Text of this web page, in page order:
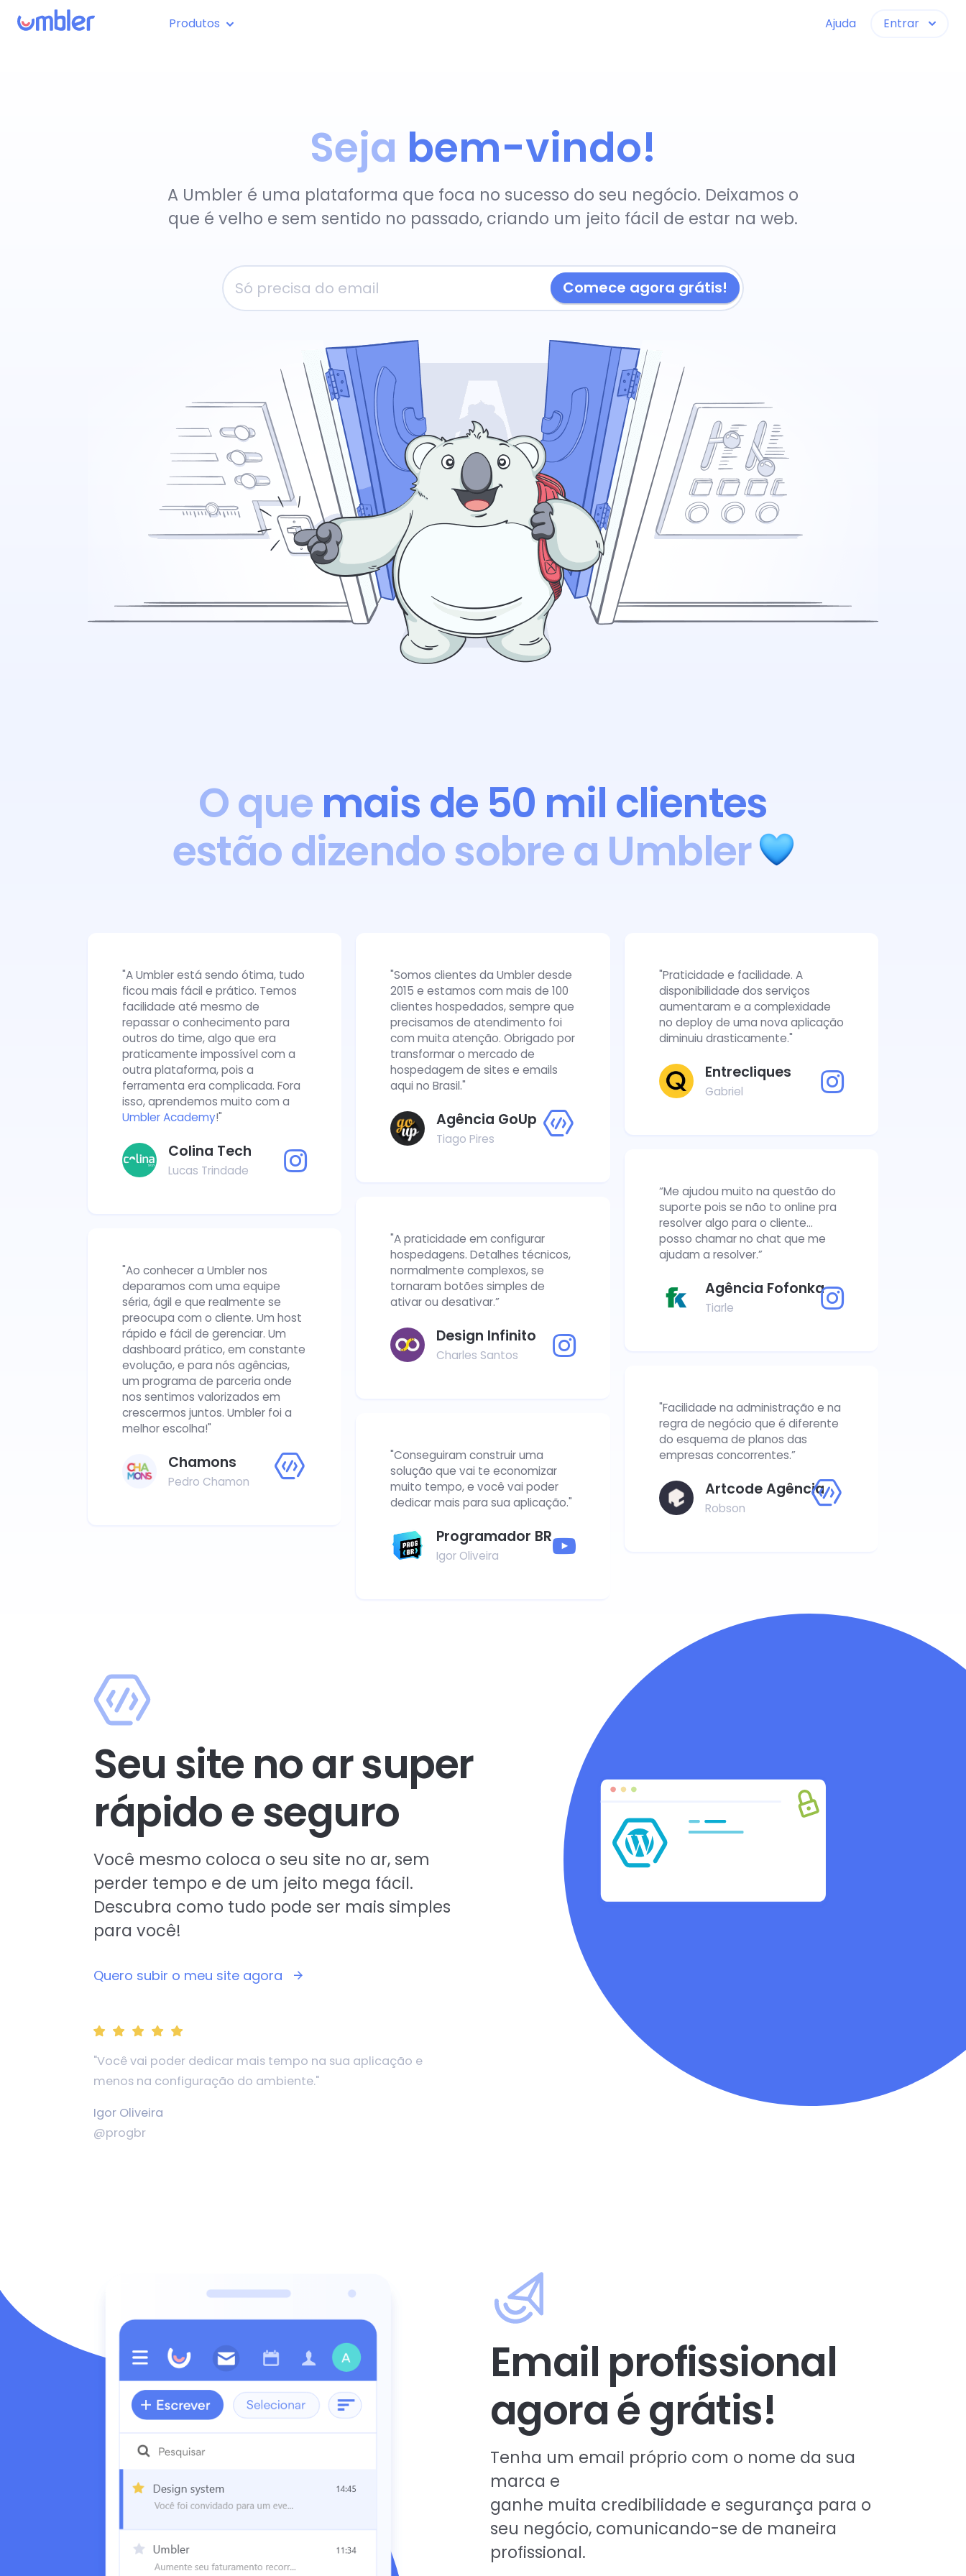
Produtos Ajuda Entrar
Seja bem-vindo!
A Umbler é uma plataforma que foca no sucesso do seu negócio. Deixamos o
que é velho e sem sentido no passado, criando um jeito fácil de estar na web.
Comece agora grátis!
O que mais de 50 mil clientes
estão dizendo sobre a Umbler
"A Umbler está sendo ótima, tudo
ficou mais fácil e prático. Temos
facilidade até mesmo de
repassar o conhecimento para
outros do time, algo que era
praticamente impossível com a
outra plataforma, pois a
ferramenta era complicada. Fora
isso, aprendemos muito com a
Umbler Academy!"
Colina Tech
Lucas Trindade
"Ao conhecer a Umbler nos
deparamos com uma equipe
séria, ágil e que realmente se
preocupa com o cliente. Um host
rápido e fácil de gerenciar. Um
dashboard prático, em constante
evolução, e para nós agências,
um programa de parceria onde
nos sentimos valorizados em
crescermos juntos. Umbler foi a
melhor escolha!"
Chamons
Pedro Chamon
"Somos clientes da Umbler desde
2015 e estamos com mais de 100
clientes hospedados, sempre que
precisamos de atendimento foi
com muita atenção. Obrigado por
transformar o mercado de
hospedagem de sites e emails
aqui no Brasil."
Agência GoUp
Tiago Pires
"A praticidade em configurar
hospedagens. Detalhes técnicos,
normalmente complexos, se
tornaram botões simples de
ativar ou desativar.”
Design Infinito
Charles Santos
"Conseguiram construir uma
solução que vai te economizar
muito tempo, e você vai poder
dedicar mais para sua aplicação."
Programador BR
Igor Oliveira
"Praticidade e facilidade. A
disponibilidade dos serviços
aumentaram e a complexidade
no deploy de uma nova aplicação
diminuiu drasticamente."
Entrecliques
Gabriel
“Me ajudou muito na questão do
suporte pois se não to online pra
resolver algo para o cliente...
posso chamar no chat que me
ajudam a resolver.”
Agência Fofonka
Tiarle
"Facilidade na administração e na
regra de negócio que é diferente
do esquema de planos das
empresas concorrentes.”
Artcode Agência
Robson
Seu site no ar super
rápido e seguro
Você mesmo coloca o seu site no ar, sem
perder tempo e de um jeito mega fácil.
Descubra como tudo pode ser mais simples
para você!
Quero subir o meu site agora
"Você vai poder dedicar mais tempo na sua aplicação e
menos na configuração do ambiente."
Igor Oliveira
@progbr
Email profissional
agora é grátis!
Tenha um email próprio com o nome da sua
marca e
ganhe muita credibilidade e segurança para o
seu negócio, comunicando-se de maneira
profissional.